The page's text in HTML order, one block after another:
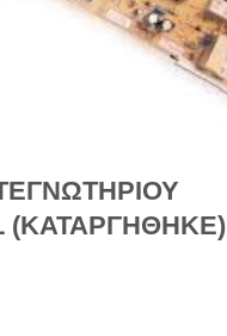
(ΚΑΤΑΡΓΗΘΗΚΕ)